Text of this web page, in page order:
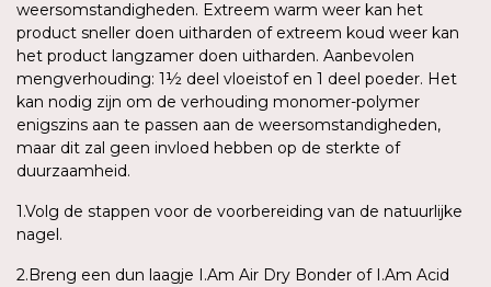
weersomstandigheden. Extreem warm weer kan het
product sneller doen uitharden of extreem koud weer kan
het product langzamer doen uitharden. Aanbevolen
mengverhouding: 1½ deel vloeistof en 1 deel poeder. Het
kan nodig zijn om de verhouding monomer-polymer
enigszins aan te passen aan de weersomstandigheden,
maar dit zal geen invloed hebben op de sterkte of
duurzaamheid.
1.Volg de stappen voor de voorbereiding van de natuurlijke
nagel.
2.Breng een dun laagje I.Am Air Dry Bonder of I.Am Acid